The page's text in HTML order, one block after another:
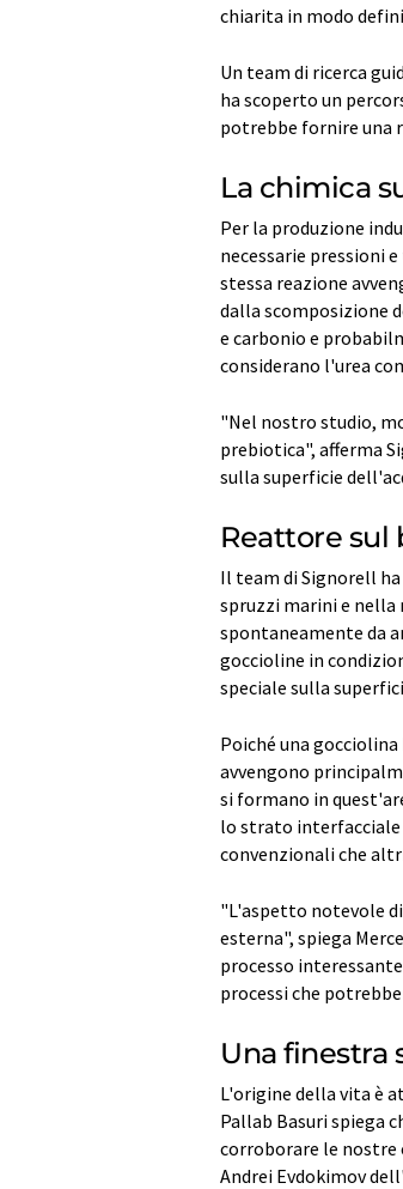
chiarita in modo
Un team di ricerca
ha scoperto un
potrebbe fornire una
La chimica
Per la produzione
necessarie pressioni
stessa reazione
dalla scomposizione
e carbonio e
considerano l'urea
"Nel nostro studio,
prebiotica", afferma
sulla superficie
Reattore sul
Il team di Signorell
spruzzi marini e nella
spontaneamente da
goccioline in
speciale sulla
Poiché una
avvengono
si formano in
lo strato interfacciale
convenzionali che
"L'aspetto notevole
esterna", spiega
processo
processi che
Una finestra
L'origine della vita è
Pallab Basuri spiega
corroborare le nostre
Andrei Evdokimov